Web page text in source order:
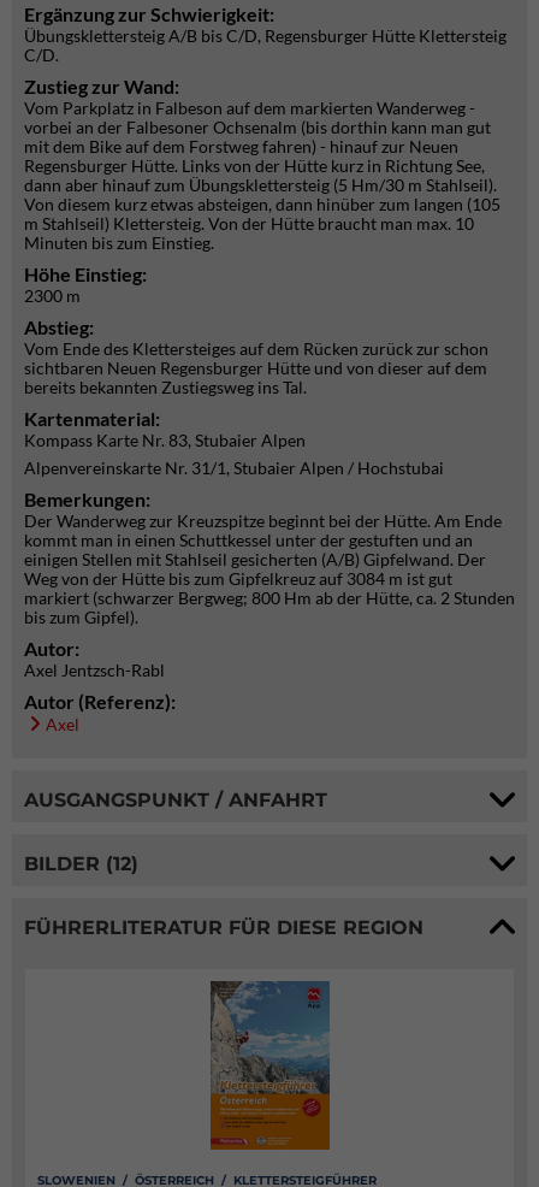
Ergänzung zur Schwierigkeit:
Übungsklettersteig A/B bis C/D, Regensburger Hütte Klettersteig
C/D.
Zustieg zur Wand:
Vom Parkplatz in Falbeson auf dem markierten Wanderweg -
vorbei an der Falbesoner Ochsenalm (bis dorthin kann man gut
mit dem Bike auf dem Forstweg fahren) - hinauf zur Neuen
Regensburger Hütte. Links von der Hütte kurz in Richtung See,
dann aber hinauf zum Übungsklettersteig (5 Hm/30 m Stahlseil).
Von diesem kurz etwas absteigen, dann hinüber zum langen (105
m Stahlseil) Klettersteig. Von der Hütte braucht man max. 10
Minuten bis zum Einstieg.
Höhe Einstieg:
2300 m
Abstieg:
Vom Ende des Klettersteiges auf dem Rücken zurück zur schon
sichtbaren Neuen Regensburger Hütte und von dieser auf dem
bereits bekannten Zustiegsweg ins Tal.
Kartenmaterial:
Kompass Karte Nr. 83, Stubaier Alpen
Alpenvereinskarte Nr. 31/1, Stubaier Alpen / Hochstubai
Bemerkungen:
Der Wanderweg zur Kreuzspitze beginnt bei der Hütte. Am Ende
kommt man in einen Schuttkessel unter der gestuften und an
einigen Stellen mit Stahlseil gesicherten (A/B) Gipfelwand. Der
Weg von der Hütte bis zum Gipfelkreuz auf 3084 m ist gut
markiert (schwarzer Bergweg; 800 Hm ab der Hütte, ca. 2 Stunden
bis zum Gipfel).
Autor:
Axel Jentzsch-Rabl
Autor (Referenz):
Axel
AUSGANGSPUNKT / ANFAHRT
BILDER (12)
FÜHRERLITERATUR FÜR DIESE REGION
SLOWENIEN / ÖSTERREICH / KLETTERSTEIGFÜHRER